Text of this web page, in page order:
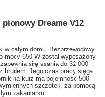
Dreame V12
w całym domu. Bezprzewodowy
mocy 650 W został wyposażony
siłę ssania do 32 000
brudem. Jego czas pracy sięga
na kurz ma pojemność 500
szczotek, za pomocą
zakamarku.